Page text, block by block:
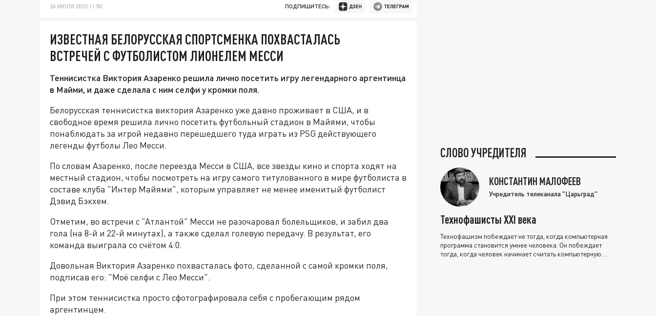
26 ИЮЛЯ 2023 11:50 ПОДПИШИТЕСЬ:
ИЗВЕСТНАЯ БЕЛОРУССКАЯ СПОРТСМЕНКА ПОХВАСТАЛАСЬ
ВСТРЕЧЕЙ С ФУТБОЛИСТОМ ЛИОНЕЛЕМ МЕССИ
Теннисистка Виктория Азаренко решила лично посетить игру легендарного аргентинца
в Майми, и даже сделала с ним селфи у кромки поля.
Белорусская теннисистка виктория Азаренко уже давно проживает в США, и в
свободное время решила лично посетить футбольный стадион в Майями, чтобы
понаблюдать за игрой недавно перешедшего туда играть из PSG действующего
легенды футболы Лео Месси.
По словам Азаренко, после переезда Месси в США, все звезды кино и спорта ходят на
местный стадион, чтобы посмотреть на игру самого титулованного в мире футболиста в
составе клуба "Интер Майями", которым управляет не менее именитый футболист
Дэвид Бэкхем.
Отметим, во встречи с "Атлантой" Месси не разочаровал болельщиков, и забил два
гола (на 8-й и 22-й минутах), а также сделал голевую передачу. В результат, его
команда выиграла со счётом 4:0.
Довольная Виктория Азаренко похвасталась фото, сделанной с самой кромки поля,
подписав его: "Моё селфи с Лео Месси".
При этом теннисистка просто сфотографировала себя с пробегающим рядом
аргентинцем.
СЛОВО УЧРЕДИТЕЛЯ
КОНСТАНТИН МАЛОФЕЕВ
Учредитель телеканала "Царьград"
Технофашисты XXI века
Технофашизм побеждает не тогда, когда компьютерная
программа становится умнее человека. Он побеждает
тогда, когда человек начинает считать компьютерную